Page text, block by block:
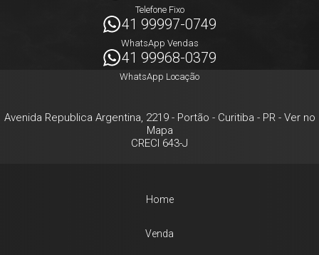
Telefone Fixo
41 99997-0749
WhatsApp Vendas
41 99968-0379
WhatsApp Locação
Avenida Republica Argentina, 2219- Portão - Curitiba - PR- Ver no
Mapa
CRECI 643-J
Home
Venda